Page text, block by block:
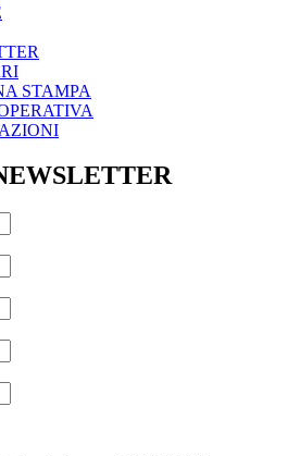
STAMPA